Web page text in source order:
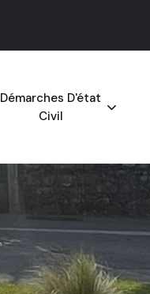
Démarches D'état
Civil